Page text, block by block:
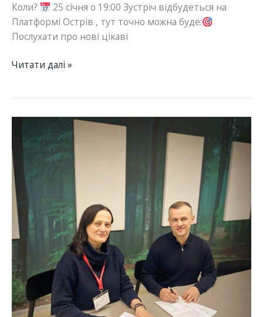
Коли?
25 січня о 19:00 Зустріч відбудеться на
Платформі Острів , тут точно можна буде:
Послухати про нові цікаві
Ostriv
Читати далі »